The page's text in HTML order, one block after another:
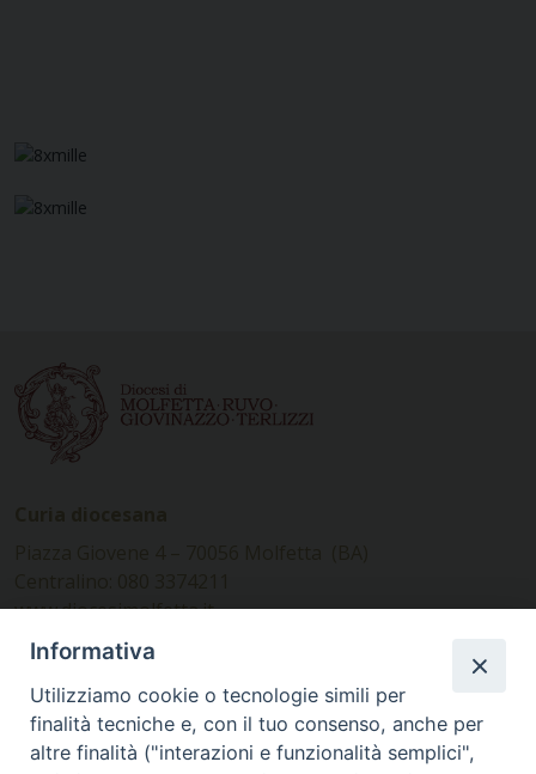
www.diocesimolfetta.it –
diocesimolfetta@pec.chiesacattolica.it
Ufficio Comunicazioni sociali
Piazza Giovene 4 – 70056 Molfetta (BA)
Informativa
Utilizziamo cookie o tecnologie simili per
finalità tecniche e, con il tuo consenso, anche per
altre finalità ("interazioni e funzionalità semplici",